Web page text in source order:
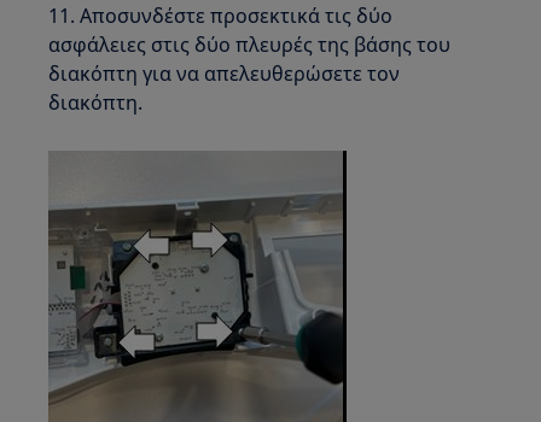
11. Αποσυνδέστε προσεκτικά τις δύο
ασφάλειες στις δύο πλευρές της βάσης του
διακόπτη για να απελευθερώσετε τον
διακόπτη.